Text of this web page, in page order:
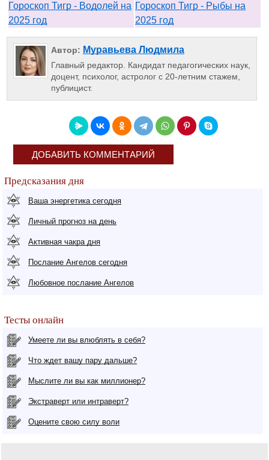
Гороскоп Тигр - Водолей на
2025 год
Гороскоп Тигр - Рыбы на
2025 год
Автор: Муравьева Людмила
Главный редактор. Кандидат педагогических наук,
доцент, психолог, астролог с 20-летним стажем,
публицист.
ДОБАВИТЬ КОММЕНТАРИЙ
Предсказания дня
Ваша энергетика сегодня
Личный прогноз на день
Активная чакра дня
Послание Ангелов сегодня
Любовное послание Ангелов
Тесты онлайн
Умеете ли вы влюблять в себя?
Что ждет вашу пару дальше?
Мыслите ли вы как миллионер?
Экстраверт или интраверт?
Оцените свою силу воли